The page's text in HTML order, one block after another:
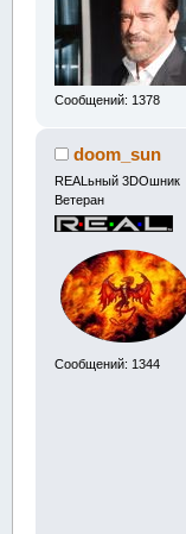
Сообщений: 1378
doom_sun
REALьный 3DOшник
Ветеран
Сообщений: 1344